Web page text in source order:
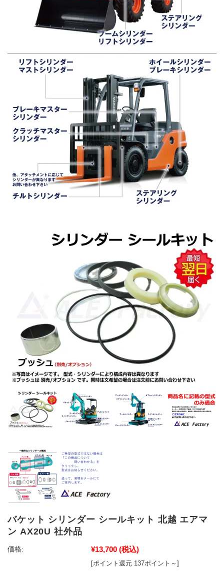
バケット シリンダー シールキット 北越 エアマ
ン AX20U 社外品
価格: ¥13,700 (税込)
[ポイント還元 137ポイント～]